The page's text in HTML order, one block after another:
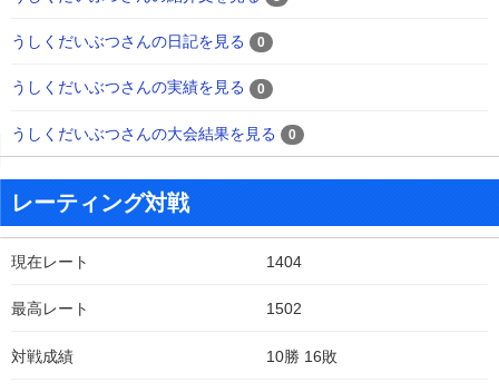
うしくだいぶつさんの日記を見る 0
うしくだいぶつさんの実績を見る 0
うしくだいぶつさんの大会結果を見る 0
レーティング対戦
現在レート 1404
最高レート 1502
対戦成績 10勝 16敗